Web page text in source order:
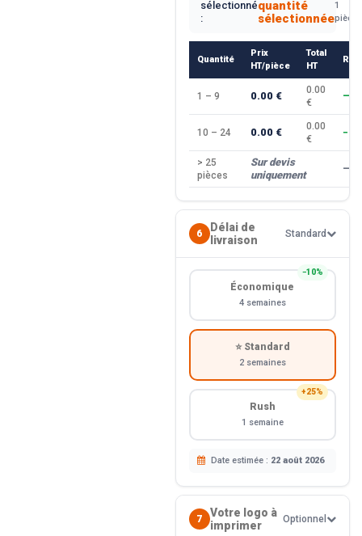
sélectionné
:
quantité
sélectionnée
1
pièce
Quantité
Prix
HT/pièce
Total
HT
1 – 9 0.00 €
0.00
€
—
10 – 24 0.00 €
0.00
€
> 25
pièces
Sur devis
uniquement
—
6
Délai de
livraison
Standard
−10%
Économique
4 semaines
⭐ Standard
2 semaines
+25%
Rush
1 semaine
Date estimée : 22 août 2026
7
Votre logo à
imprimer
Optionnel